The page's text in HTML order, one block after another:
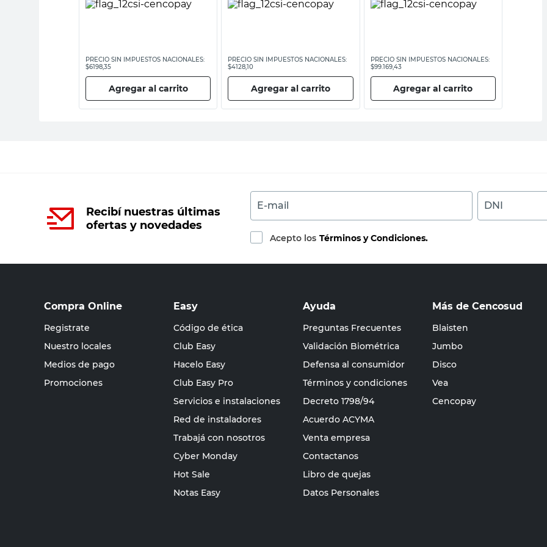
PRECIO SIN IMPUESTOS NACIONALES:
$6198,35
Agregar al carrito
PRECIO SIN IMPUESTOS NACIONALES:
$4128,10
Agregar al carrito
PRECIO SIN IMPUESTOS NACIONALES:
$99.169,43
Agregar al carrito
Recibí nuestras últimas
ofertas y novedades
E-mail DNI
Acepto los Términos y Condiciones.
Compra Online
Registrate
Nuestro locales
Medios de pago
Promociones
Easy
Código de ética
Club Easy
Hacelo Easy
Club Easy Pro
Servicios e instalaciones
Red de instaladores
Trabajá con nosotros
Cyber Monday
Hot Sale
Notas Easy
Ayuda
Preguntas Frecuentes
Validación Biométrica
Defensa al consumidor
Términos y condiciones
Decreto 1798/94
Acuerdo ACYMA
Venta empresa
Contactanos
Libro de quejas
Datos Personales
Más de Cencosud
Blaisten
Jumbo
Disco
Vea
Cencopay